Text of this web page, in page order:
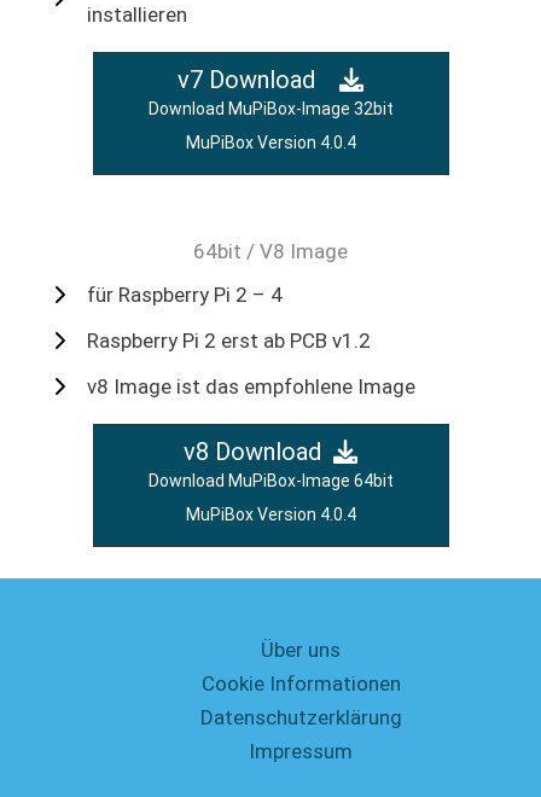
installieren
v7 Download
Download MuPiBox-Image 32bit
MuPiBox Version 4.0.4
64bit / V8 Image
für Raspberry Pi 2 – 4
Raspberry Pi 2 erst ab PCB v1.2
v8 Image ist das empfohlene Image
v8 Download
Download MuPiBox-Image 64bit
MuPiBox Version 4.0.4
Über uns
Cookie Informationen
Datenschutzerklärung
Impressum